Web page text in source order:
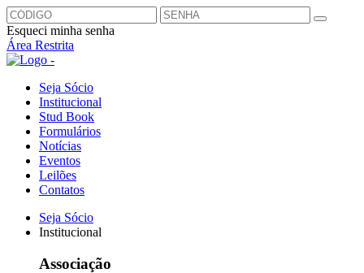
Esqueci minha senha
Área Restrita
Seja Sócio
Institucional
Stud Book
Formulários
Notícias
Eventos
Leilões
Contatos
Seja Sócio
Institucional
Associação